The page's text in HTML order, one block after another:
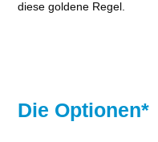
diese goldene Regel.
Die Optionen*